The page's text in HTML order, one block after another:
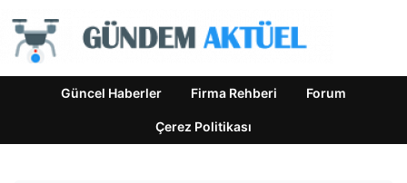
Güncel Haberler Firma Rehberi Forum
Çerez Politikası